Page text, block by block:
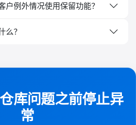
户例外情况使用保留功能？
么？
库问题之前停止异
常